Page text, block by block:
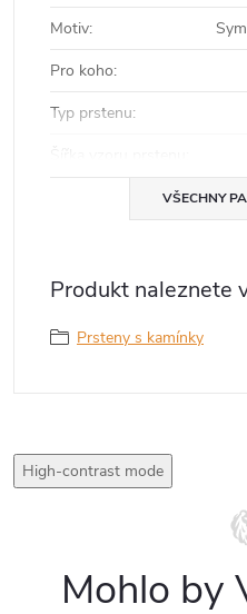
Motiv:
Pro koho:
Typ prstenu:
VŠECHNY
Produkt naleznete
Prsteny s kamínky
High-contrast mode
Mohlo by